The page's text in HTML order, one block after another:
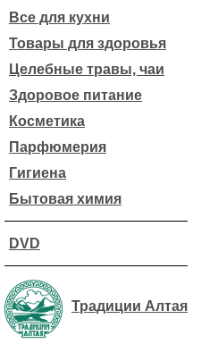
Все для кухни
Товары для здоровья
Целебные травы, чаи
Здоровое питание
Косметика
Парфюмерия
Гигиена
Бытовая химия
DVD
Традиции Алтая